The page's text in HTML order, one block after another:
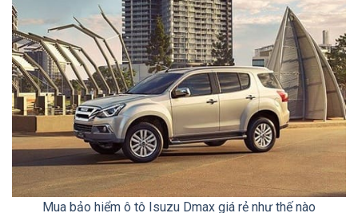
Mua bảo hiểm ô tô Isuzu Dmax giá rẻ như thế nào